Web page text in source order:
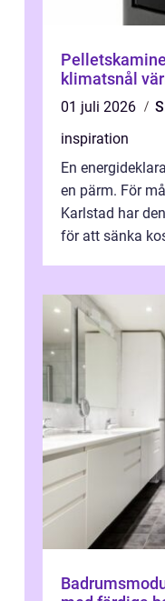
Pelletskaminer smart, trygg
klimatsnål
01 juli 2026
inspiration
En
en pärm. För
Karlstad har
för att sänka
Badrumsmodul smartare